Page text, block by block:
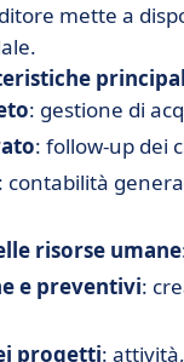
mette a
: gestione di
: follow-up dei
: contabilità
risorse umane
e preventivi:
progetti: